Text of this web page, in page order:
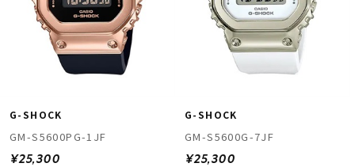
G-SHOCK
GM-S5600PG-1JF
¥25,300
G-SHOCK
GM-S5600G-7JF
¥25,300